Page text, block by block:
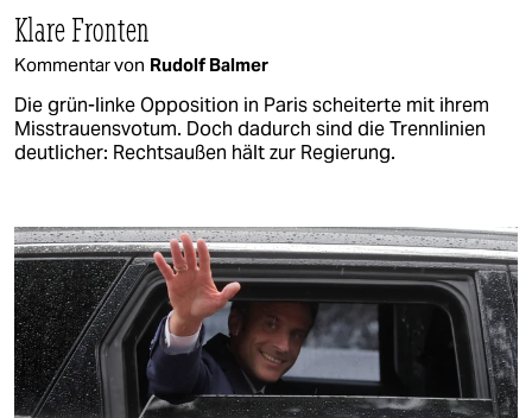
Klare Fronten
Kommentar von Rudolf Balmer
Die grün-linke Opposition in Paris scheiterte mit ihrem
Misstrauensvotum. Doch dadurch sind die Trennlinien
deutlicher: Rechtsaußen hält zur Regierung.